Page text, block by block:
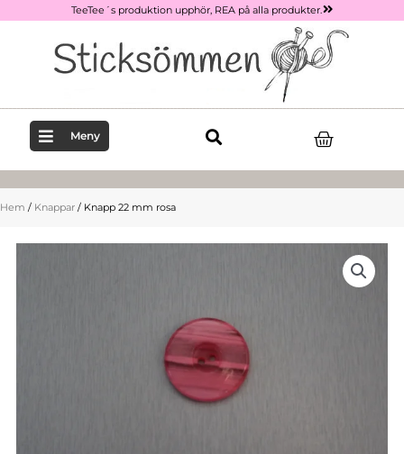
TeeTee´s produktion upphör, REA på alla produkter.
Meny
Hem / Knappar / Knapp 22 mm rosa